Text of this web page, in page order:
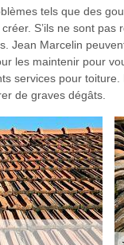
tels que des
S’ils ne sont
Jean Marcelin
les maintenir pour
services pour
de graves dégâts.